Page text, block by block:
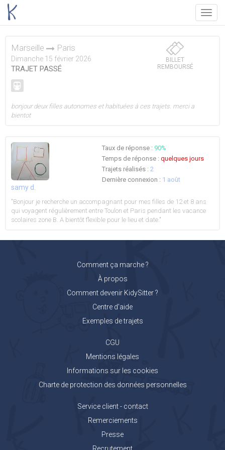
Menu
Marseille Paris
Dimanche 15 février 2026
TRAJET PASSÉ
BILLET
REMBOURSÉ
bonjour deux filles autonomes et habituées à ces trajets. merci a
bientot
samy d.
Taux de réponse : 90%
Temps de réponse : quelques jours
Trajets réalisés : 2
Dernière connexion : 1 août
"Bonjour je recherche un accompagnant pour mes filles de 12 et 8 ans
qui voyagent régulièrement entre Toulon et Paris pendant les vacance
scolaires zone B. A bientôt flexible pour le lieu et date."
Comment ça marche ?
À propos
Comment devenir KidySitter ?
Centre d'aide
Exemples de trajets
CGU
Mentions légales
Informations sur les cookies
Charte de protection des données personnelles
Service client - contact
Remerciements
Presse
Recrutement